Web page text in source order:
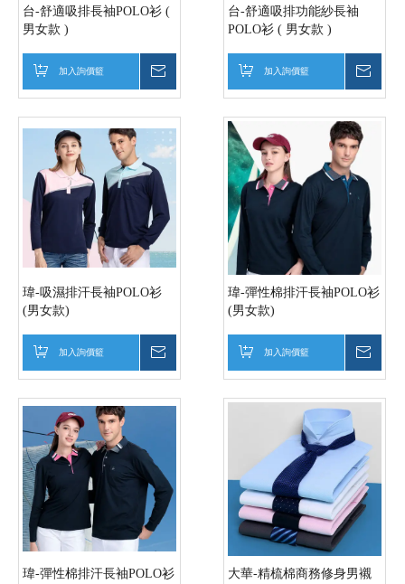
台-舒適吸排長袖POLO衫 (
男女款 )
加入詢價籃
台-舒適吸排功能紗長袖
POLO衫 ( 男女款 )
加入詢價籃
瑋-吸濕排汗長袖POLO衫
(男女款)
加入詢價籃
瑋-彈性棉排汗長袖POLO衫
(男女款)
加入詢價籃
瑋-彈性棉排汗長袖POLO衫
大華-精梳棉商務修身男襯